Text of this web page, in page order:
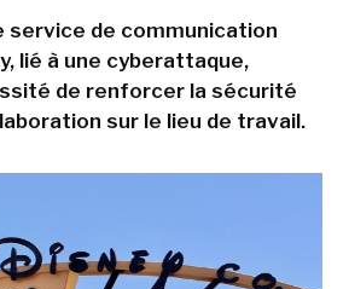
service de communication
lié à une cyberattaque,
de renforcer la sécurité
sur le lieu de travail.